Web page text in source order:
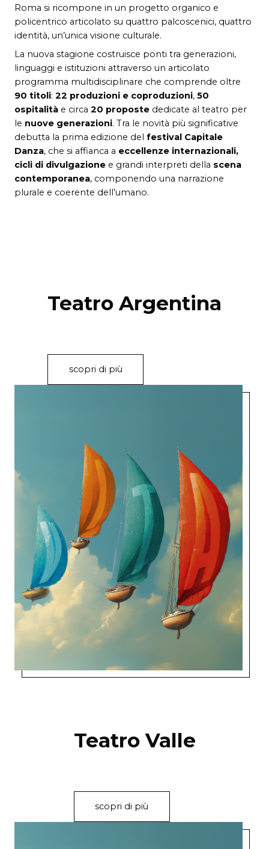
Roma si ricompone in un progetto organico e
policentrico articolato su quattro palcoscenici, quattro
identità, un’unica visione culturale.
La nuova stagione costruisce ponti tra generazioni,
linguaggi e istituzioni attraverso un articolato
programma multidisciplinare che comprende oltre
90 titoli: 22 produzioni e coproduzioni, 50
ospitalità e circa 20 proposte dedicate al teatro per
le nuove generazioni. Tra le novità più significative
debutta la prima edizione del festival Capitale
Danza, che si affianca a eccellenze internazionali,
cicli di divulgazione e grandi interpreti della scena
contemporanea, componendo una narrazione
plurale e coerente dell’umano.
Teatro Argentina
scopri di più
Teatro Valle
scopri di più